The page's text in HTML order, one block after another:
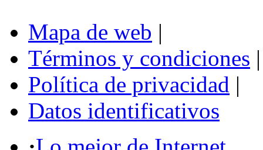
Mapa de web |
Términos y condiciones |
Política de privacidad |
Datos identificativos